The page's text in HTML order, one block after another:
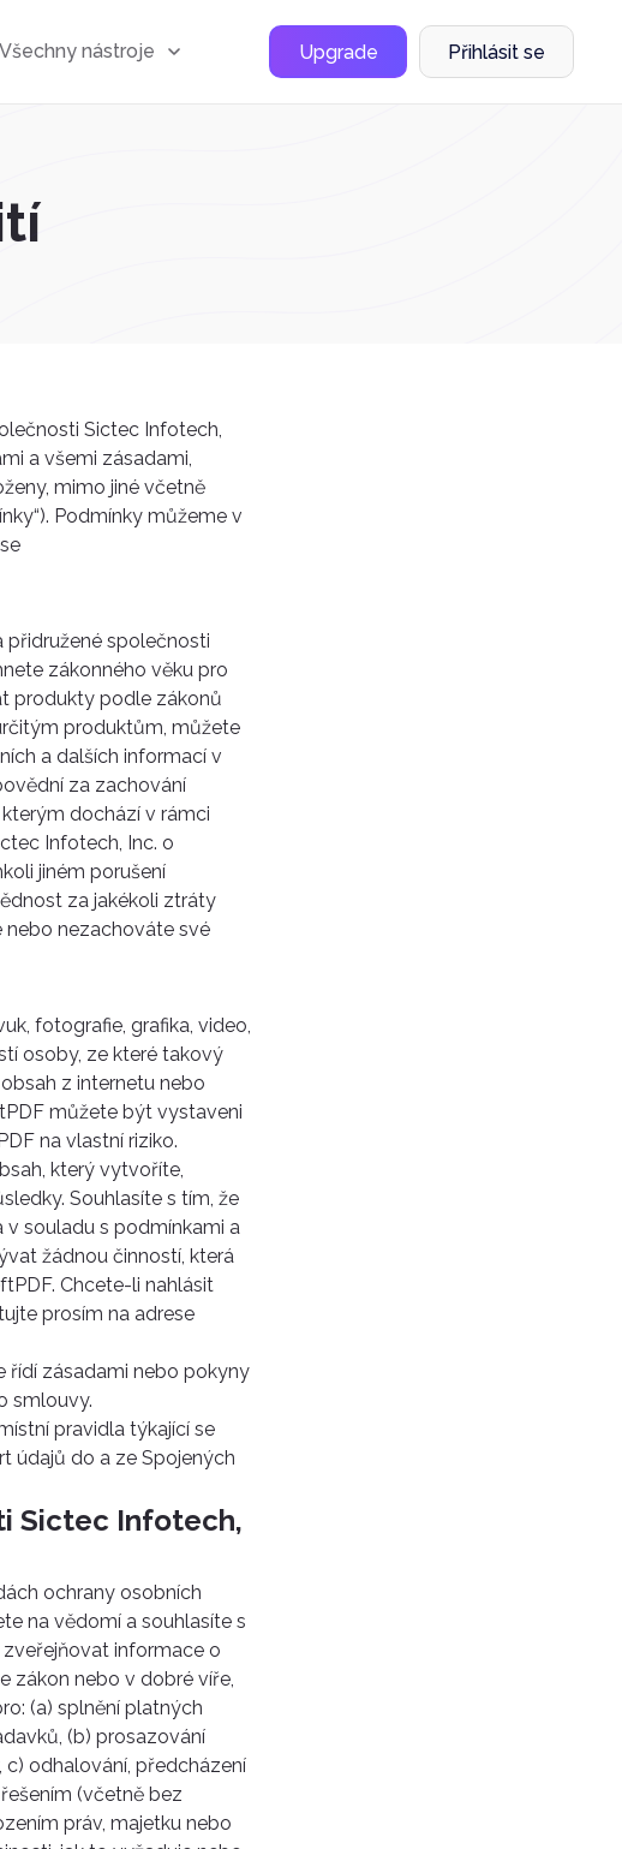
Všechny nástroje Upgrade Přihlásit se
Sictec Infotech,
a všemi zásadami,
mimo jiné včetně
Podmínky můžeme v
přidružené společnosti
zákonného věku pro
produkty podle zákonů
produktům, můžete
a dalších informací v
za zachování
dochází v rámci
Infotech, Inc. o
jiném porušení
za jakékoli ztráty
nezachováte své
fotografie, grafika, video,
osoby, ze které takový
z internetu nebo
můžete být vystaveni
na vlastní riziko.
který vytvoříte,
Souhlasíte s tím, že
v souladu s podmínkami a
žádnou činností, která
Chcete-li nahlásit
prosím na adrese
řídí zásadami nebo pokyny
smlouvy.
pravidla týkající se
údajů do a ze Spojených
Sictec Infotech,
ochrany osobních
na vědomí a souhlasíte s
informace o
zákon nebo v dobré víře,
(a) splnění platných
(b) prosazování
odhalování, předcházení
(včetně bez
práv, majetku nebo